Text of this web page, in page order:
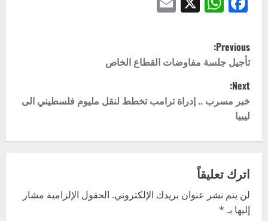
P
o
s
t
n
a
v
Previous:
تأجيل جلسة مفاوضات القطاع الخاص
Next:
خبر مسرب .. إدراة ترامب تخطط لنقل مليوم فلسطيني الى
ليبيا
اترك تعليقاً
لن يتم نشر عنوان بريدك الإلكتروني. الحقول الإلزامية مشار
إليها بـ*